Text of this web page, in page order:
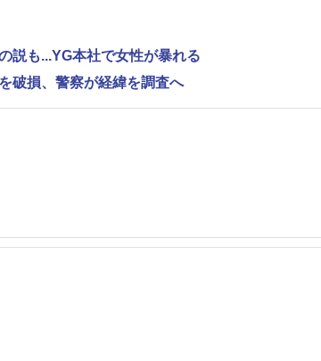
説も...YG本社で女性が暴れる
破損、警察が経緯を調査へ